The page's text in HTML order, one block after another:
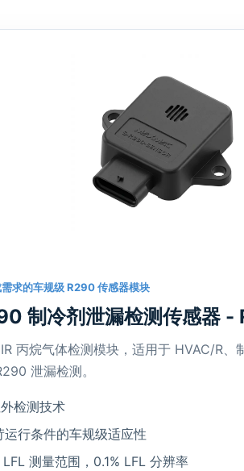
求的车规级 R290 传感器模块
制冷剂泄漏检测传感器 -
丙烷气体检测模块，适用于 HVAC/R、
泄漏检测。
检测技术
运行条件的车规级适应性
测量范围，0.1% LFL 分辨率